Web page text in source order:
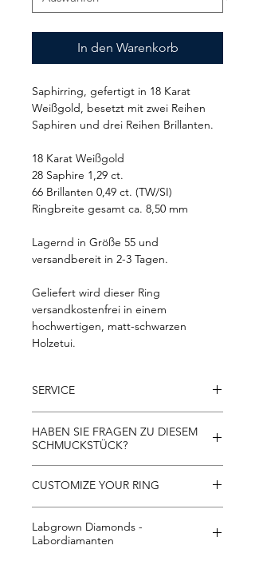
In den Warenkorb
Saphirring, gefertigt in 18 Karat
Weißgold, besetzt mit zwei Reihen
Saphiren und drei Reihen Brillanten.
18 Karat Weißgold
28 Saphire 1,29 ct.
66 Brillanten 0,49 ct. (TW/SI)
Ringbreite gesamt ca. 8,50 mm
Lagernd in Größe 55 und
versandbereit in 2-3 Tagen.
Geliefert wird dieser Ring
versandkostenfrei in einem
hochwertigen, matt-schwarzen
Holzetui.
SERVICE
EU
- 30 Tage Rückgaberecht
- kostenlose Rücksendung innerhalb
Österreichs
HABEN SIE FRAGEN ZU DIESEM
SCHMUCKSTÜCK?
unseren Schmuckstücken per Telefon
und WhatsApp unter +43-664-436 75
41 oder per E-Mail unter
office@fritzweismann.com
CUSTOMIZE YOUR RING
WEISMANN sind individuell
personalisierbar. In Ringgröße,
Labgrown Diamonds -
Labordiamanten